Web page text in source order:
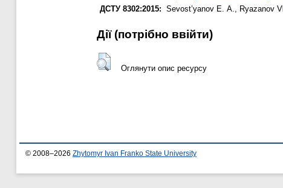
ДСТУ 8302:2015: Sevost’yanov Е. А. Ryazanov
Дії ​​(потрібно ввійти)
Оглянути опис ресурсу
© 2008–2026 Zhytomyr Ivan Franko State University